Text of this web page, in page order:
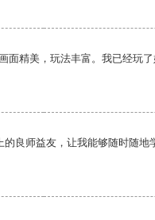
面精美，玩法丰富。我已经玩
的良师益友，让我能够随时随地